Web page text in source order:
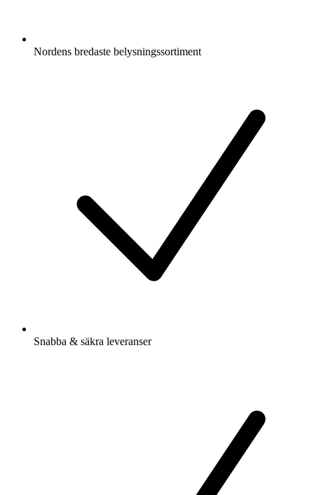
Nordens bredaste belysningssortiment
Snabba & säkra leveranser